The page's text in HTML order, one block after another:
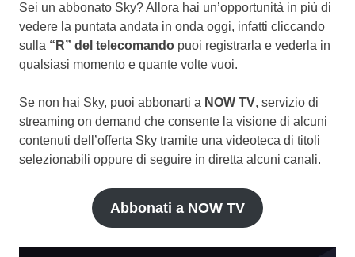
Sei un abbonato Sky? Allora hai un’opportunità in più di
vedere la puntata andata in onda oggi, infatti cliccando
sulla “R” del telecomando puoi registrarla e vederla in
qualsiasi momento e quante volte vuoi.
Se non hai Sky, puoi abbonarti a NOW TV, servizio di
streaming on demand che consente la visione di alcuni
contenuti dell’offerta Sky tramite una videoteca di titoli
selezionabili oppure di seguire in diretta alcuni canali.
Abbonati a NOW TV